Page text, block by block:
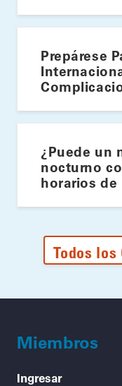
Prepárese
¿Puede un
nocturno
horarios de
Todos
Miembros
Ingresar